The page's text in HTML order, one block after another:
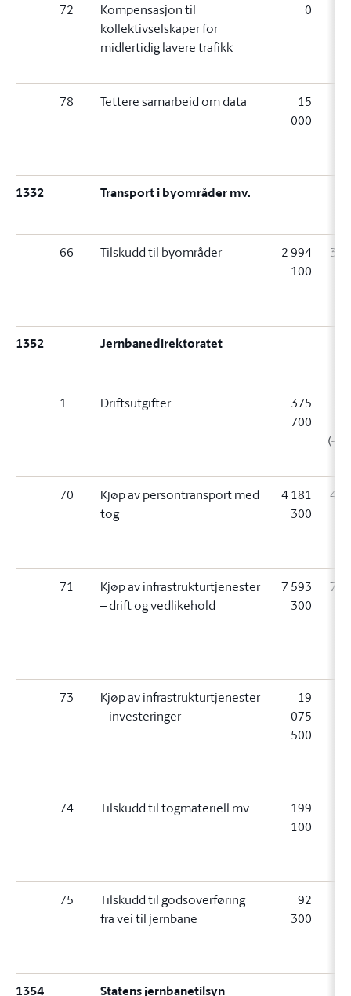
72
Kompensasjon til
kollektivselskaper for
midlertidig lavere trafikk
0
78 Tettere samarbeid om data
15
000
1332 Transport i byområder mv.
66 Tilskudd til byområder
2 994
100
3
1352 Jernbanedirektoratet
1 Driftsutgifter
375
700
(-
70
Kjøp av persontransport med
tog
4 181
300
4
71
Kjøp av infrastrukturtjenester
– drift og vedlikehold
7 593
300
7
73
Kjøp av infrastrukturtjenester
– investeringer
19
075
500
74 Tilskudd til togmateriell mv.
199
100
75
Tilskudd til godsoverføring
fra vei til jernbane
92
300
1354 Statens jernbanetilsyn